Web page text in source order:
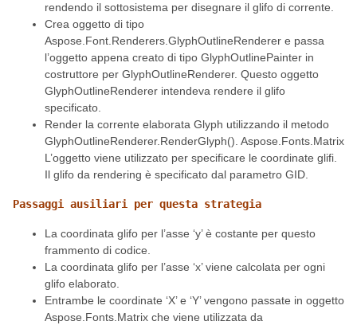
rendendo il sottosistema per disegnare il glifo di corrente.
Crea oggetto di tipo
Aspose.Font.Renderers.GlyphOutlineRenderer e passa
l’oggetto appena creato di tipo GlyphOutlinePainter in
costruttore per GlyphOutlineRenderer. Questo oggetto
GlyphOutlineRenderer intendeva rendere il glifo
specificato.
Render la corrente elaborata Glyph utilizzando il metodo
GlyphOutlineRenderer.RenderGlyph(). Aspose.Fonts.Matrix
L’oggetto viene utilizzato per specificare le coordinate glifi.
Il glifo da rendering è specificato dal parametro GID.
Passaggi ausiliari per questa strategia
La coordinata glifo per l’asse ‘y’ è costante per questo
frammento di codice.
La coordinata glifo per l’asse ‘x’ viene calcolata per ogni
glifo elaborato.
Entrambe le coordinate ‘X’ e ‘Y’ vengono passate in oggetto
Aspose.Fonts.Matrix che viene utilizzata da